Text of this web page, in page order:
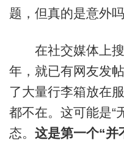
题，但真的是意外
在社交媒体上搜
年，就已有网友发
了大量行李箱放在
都不在。这可能是“
态。 这是第一个“并